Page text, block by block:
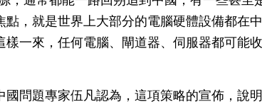
點，就是世界上大部分的電腦硬體設備都在
樣一來，任何電腦、閘道器、伺服器都可能
國問題專家伍凡認為，這項策略的宣佈，說